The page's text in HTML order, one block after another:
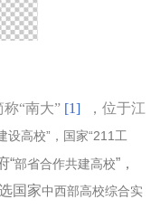
称“南大” [1] ，位于江
设高校”，国家“211工
“部省合作共建高校”，
国家中西部高校综合实